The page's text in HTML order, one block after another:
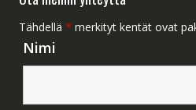
Tähdellä * merkityt kentät ovat
Nimi